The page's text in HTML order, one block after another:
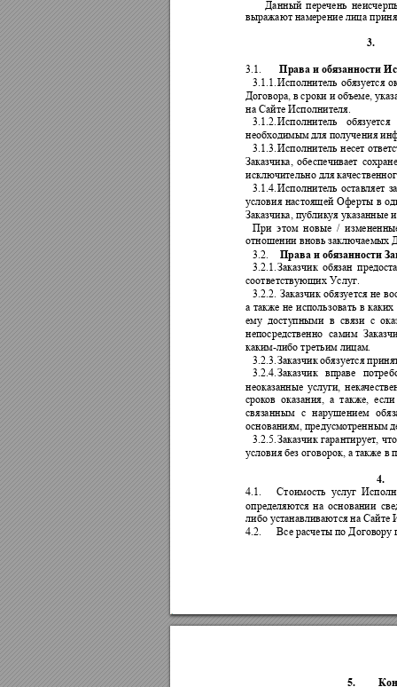
Данный перечень
выражают намерение лица
3.
3.1. Права и обязанности
3.1.1. Исполнитель обязуется
Договора, в сроки и объеме, у
на Сайте Исполнителя.
3.1.2.Исполнитель обязуется
необходимым для получения
3.1.3.Исполнитель несет
Заказчика, обеспечивает
исключительно для
3.1.4. Исполнитель оставляет
условия настоящей Оферты в
Заказчика, публикуя указанные
При этом новые / и
отношении вновь заключаемых
3.2. Права и обязанности
3.2.1.Заказчик обязан
соответствующих Услуг.
3.2.2. Заказчик обязуется не
а также не использовать в каких
ему доступными в связи с
непосредственно
самим
каким-либо третьим лицам.
3.2.3. Заказчик обязуется
3.2.4.Заказчик вправе
неоказанные услуги, некаче
сроков оказания, а также, если
связанным
с нарушением
основаниям, предусмотренным
3.2.5.Заказчик гарантирует,
условия без оговорок, а также в
4.
4.1. Стоимость услуг Исполн
определяются на основании
либо устанавливаются на Сайте
4.2. Все расчеты по Договору
5.